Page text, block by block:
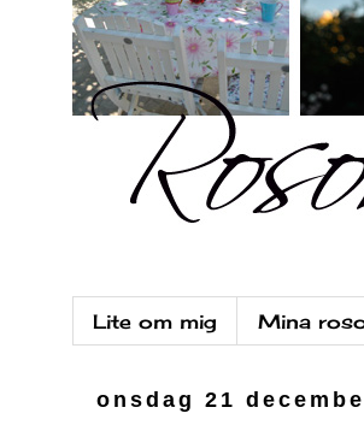
Lite om mig Mina
onsdag 21